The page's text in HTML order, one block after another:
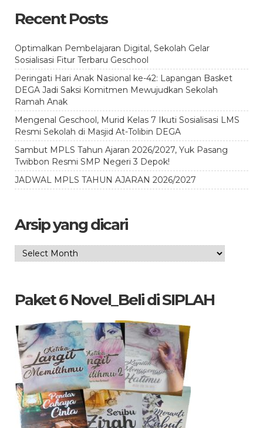
Recent Posts
Optimalkan Pembelajaran Digital, Sekolah Gelar
Sosialisasi Fitur Terbaru Geschool
Peringati Hari Anak Nasional ke-42: Lapangan Basket
DEGA Jadi Saksi Komitmen Mewujudkan Sekolah
Ramah Anak
Mengenal Geschool, Murid Kelas 7 Ikuti Sosialisasi LMS
Resmi Sekolah di Masjid At-Tolibin DEGA
Sambut MPLS Tahun Ajaran 2026/2027, Yuk Pasang
Twibbon Resmi SMP Negeri 3 Depok!
JADWAL MPLS TAHUN AJARAN 2026/2027
Arsip yang dicari
Arsip
Paket 6 Novel_Beli di SIPLAH